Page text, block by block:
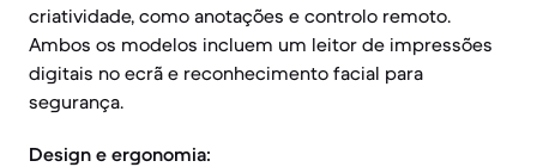
criatividade, como anotações e controlo remoto.
Ambos os modelos incluem um leitor de impressões
digitais no ecrã e reconhecimento facial para
segurança.
Design e ergonomia: